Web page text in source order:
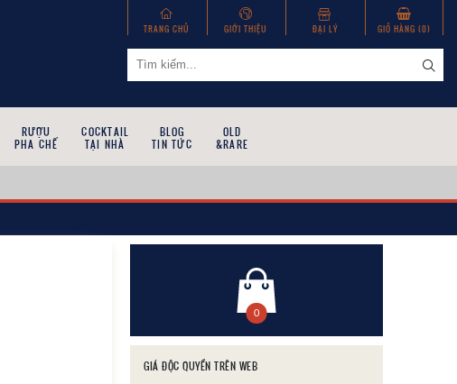
TRANG CHỦ GIỚI THIỆU ĐẠI LÝ GIỎ HÀNG (0)
RƯỢU
PHA CHẾ
COCKTAIL
TẠI NHÀ
BLOG
TIN TỨC
OLD
&RARE
0
GIÁ ĐỘC QUYỀN TRÊN WEB